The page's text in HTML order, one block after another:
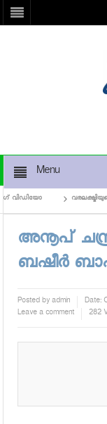
Menu
വിഡിയോ വരലക്ഷ്മിയുടെ
അനൂപ്
ബഷീര്‍
Posted byadmin Date:
Leave a comment
282